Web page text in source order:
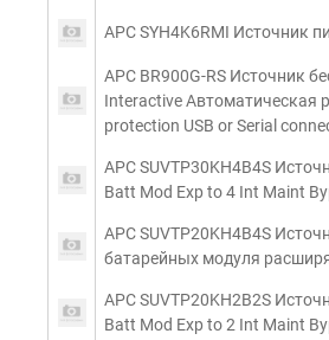
APC SYH4K6RMI Источник
APC BR900G-RS Источник
Interactive Автоматическая
protection USB or Serial
APC SUVTP30KH4B4S
Batt Mod Exp to 4 Int Maint
APC SUVTP20KH4B4S
батарейных модуля
APC SUVTP20KH2B2S
Batt Mod Exp to 2 Int Maint